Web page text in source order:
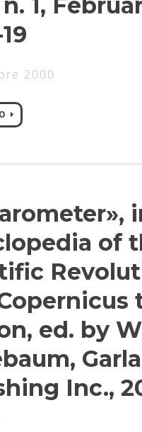
n. 1,
2000
of
ed. by
Inc.,